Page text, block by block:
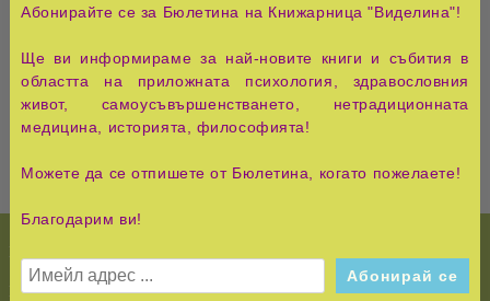
Учителя
Целта не е да си добър или лош, а реален.
НОВО!
КУРС НА ЧУДЕСАТА
Педагогика, семейство,
Абонирайте се за Бюлетина на Книжарница "Виделина"!
Ще ви информираме за най-новите книги и събития в
областта на приложната психология, здравословния
живот, самоусъвършенстването, нетрадиционната
медицина, историята, философията!
Можете да се отпишете от Бюлетина, когато пожелаете!
Благодарим ви!